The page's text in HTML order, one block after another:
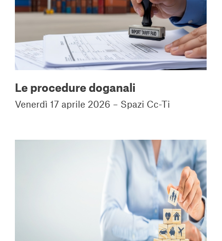
Le procedure doganali
Venerdì 17 aprile 2026 – Spazi Cc-Ti